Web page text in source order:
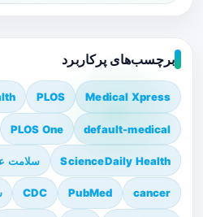
برچسب‌های پرکاربرد
Medical Xpress
PLOS
default-medical
PLOS One
ScienceDaily Health سلامت
cancer
PubMed
CDC